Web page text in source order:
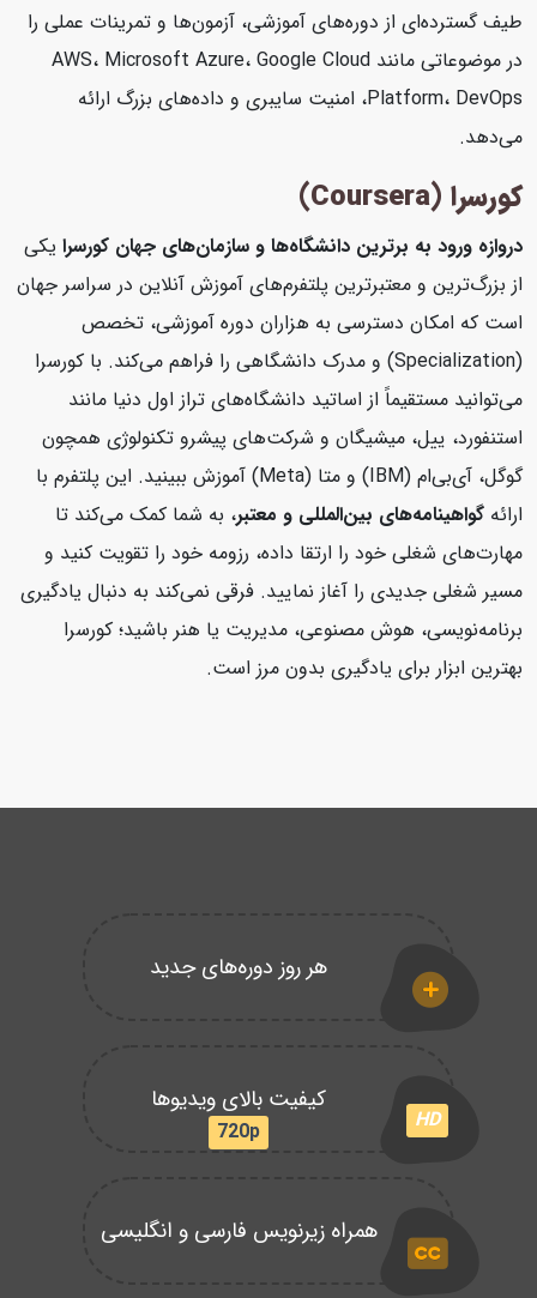
طیف گسترده‌ای از دوره‌های آموزشی، آزمون‌ها و تمرینات عملی را
در موضوعاتی مانند AWS، Microsoft Azure، Google Cloud
Platform، DevOps، امنیت سایبری و داده‌های بزرگ ارائه
می‌دهد.
کورسرا (Coursera)
دروازه ورود به برترین دانشگاه‌ها و سازمان‌های جهان کورسرایکی
از بزرگ‌ترین و معتبرترین پلتفرم‌های آموزش آنلاین در سراسر جهان
است که امکان دسترسی به هزاران دوره آموزشی، تخصص
(Specialization) و مدرک دانشگاهی را فراهم می‌کند. با کورسرا
می‌توانید مستقیماً از اساتید دانشگاه‌های تراز اول دنیا مانند
استنفورد، ییل، میشیگان و شرکت‌های پیشرو تکنولوژی همچون
گوگل، آی‌بی‌ام (IBM) و متا (Meta) آموزش ببینید. این پلتفرم با
ارائهگواهینامه‌های بین‌المللی و معتبر، به شما کمک می‌کند تا
مهارت‌های شغلی خود را ارتقا داده، رزومه خود را تقویت کنید و
مسیر شغلی جدیدی را آغاز نمایید. فرقی نمی‌کند به دنبال یادگیری
برنامه‌نویسی، هوش مصنوعی، مدیریت یا هنر باشید؛ کورسرا
بهترین ابزار برای یادگیری بدون مرز است.
هر روز دوره‌های جدید
HD
کیفیت بالای ویدیوها
720p
همراه زیرنویس فارسی و انگلیسی